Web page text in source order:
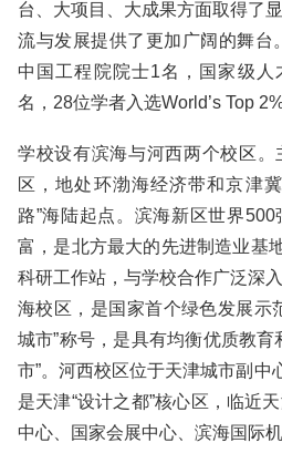
台、大项目、大成果方面取得了
流与发展提供了更加广阔的舞台
中国工程院院士1名，国家级
名，28位学者入选World’s Top
学校设有滨海与河西两个校区
区，地处环渤海经济带和京津
路”海陆起点。滨海新区世界
富，是北方最大的先进制造业基
科研工作站，与学校合作广泛深
海校区，是国家首个绿色发展示
城市”称号，是具有均衡优质教育
市”。河西校区位于天津城市副中
是天津“设计之都”核心区，临近
中心、国家会展中心、滨海国际